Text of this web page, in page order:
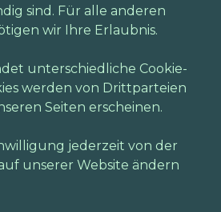
sind. Für alle anderen
wir Ihre Erlaubnis.
unterschiedliche Cookie-
werden von Drittparteien
Seiten erscheinen.
jederzeit von der
unserer Website ändern